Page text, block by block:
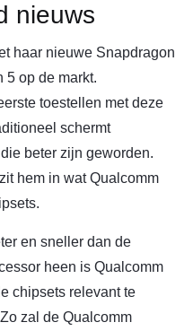
nieuws
haar nieuwe Snapdragon
5 op de markt.
toestellen met deze
schermt
beter zijn geworden.
hem in wat Qualcomm
en sneller dan de
heen is Qualcomm
chipsets relevant te
zal de Qualcomm